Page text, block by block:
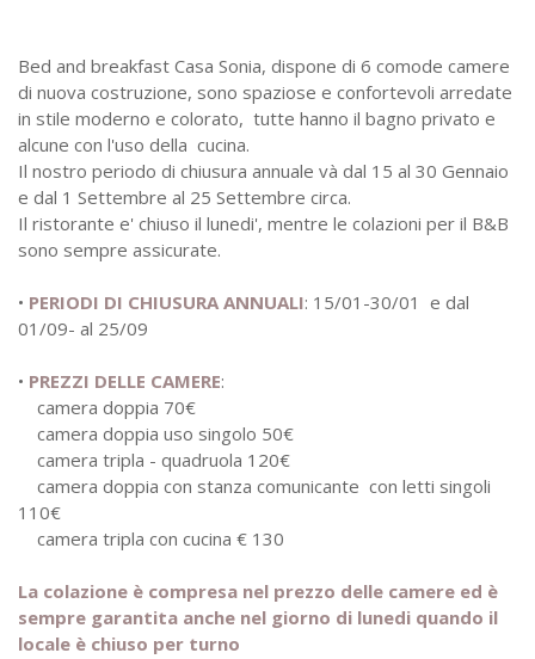
Bed and breakfast Casa Sonia, dispone di 6 comode camere
di nuova costruzione, sono spaziose e confortevoli arredate
in stile moderno e colorato, tutte hanno il bagno privato e
alcune con l'uso della cucina.
Il nostro periodo di chiusura annuale và dal 15 al 30 Gennaio
e dal 1 Settembre al 25 Settembre circa.
Il ristorante e' chiuso il lunedi', mentre le colazioni per il B&B
sono sempre assicurate.
• PERIODI DI CHIUSURA ANNUALI: 15/01-30/01 e dal
01/09- al 25/09
• PREZZI DELLE CAMERE:
camera doppia 70€
camera doppia uso singolo 50€
camera tripla - quadruola 120€
camera doppia con stanza comunicante con letti singoli
110€
camera tripla con cucina € 130
La colazione è compresa nel prezzo delle camere ed è
sempre garantita anche nel giorno di lunedi quando il
locale è chiuso per turno